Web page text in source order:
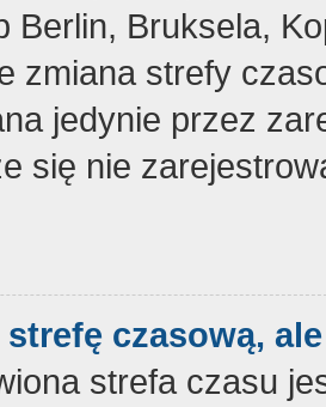
Berlin, Bruksela,
zmiana strefy
jedynie przez
się nie
strefę czasową,
strefa czasu